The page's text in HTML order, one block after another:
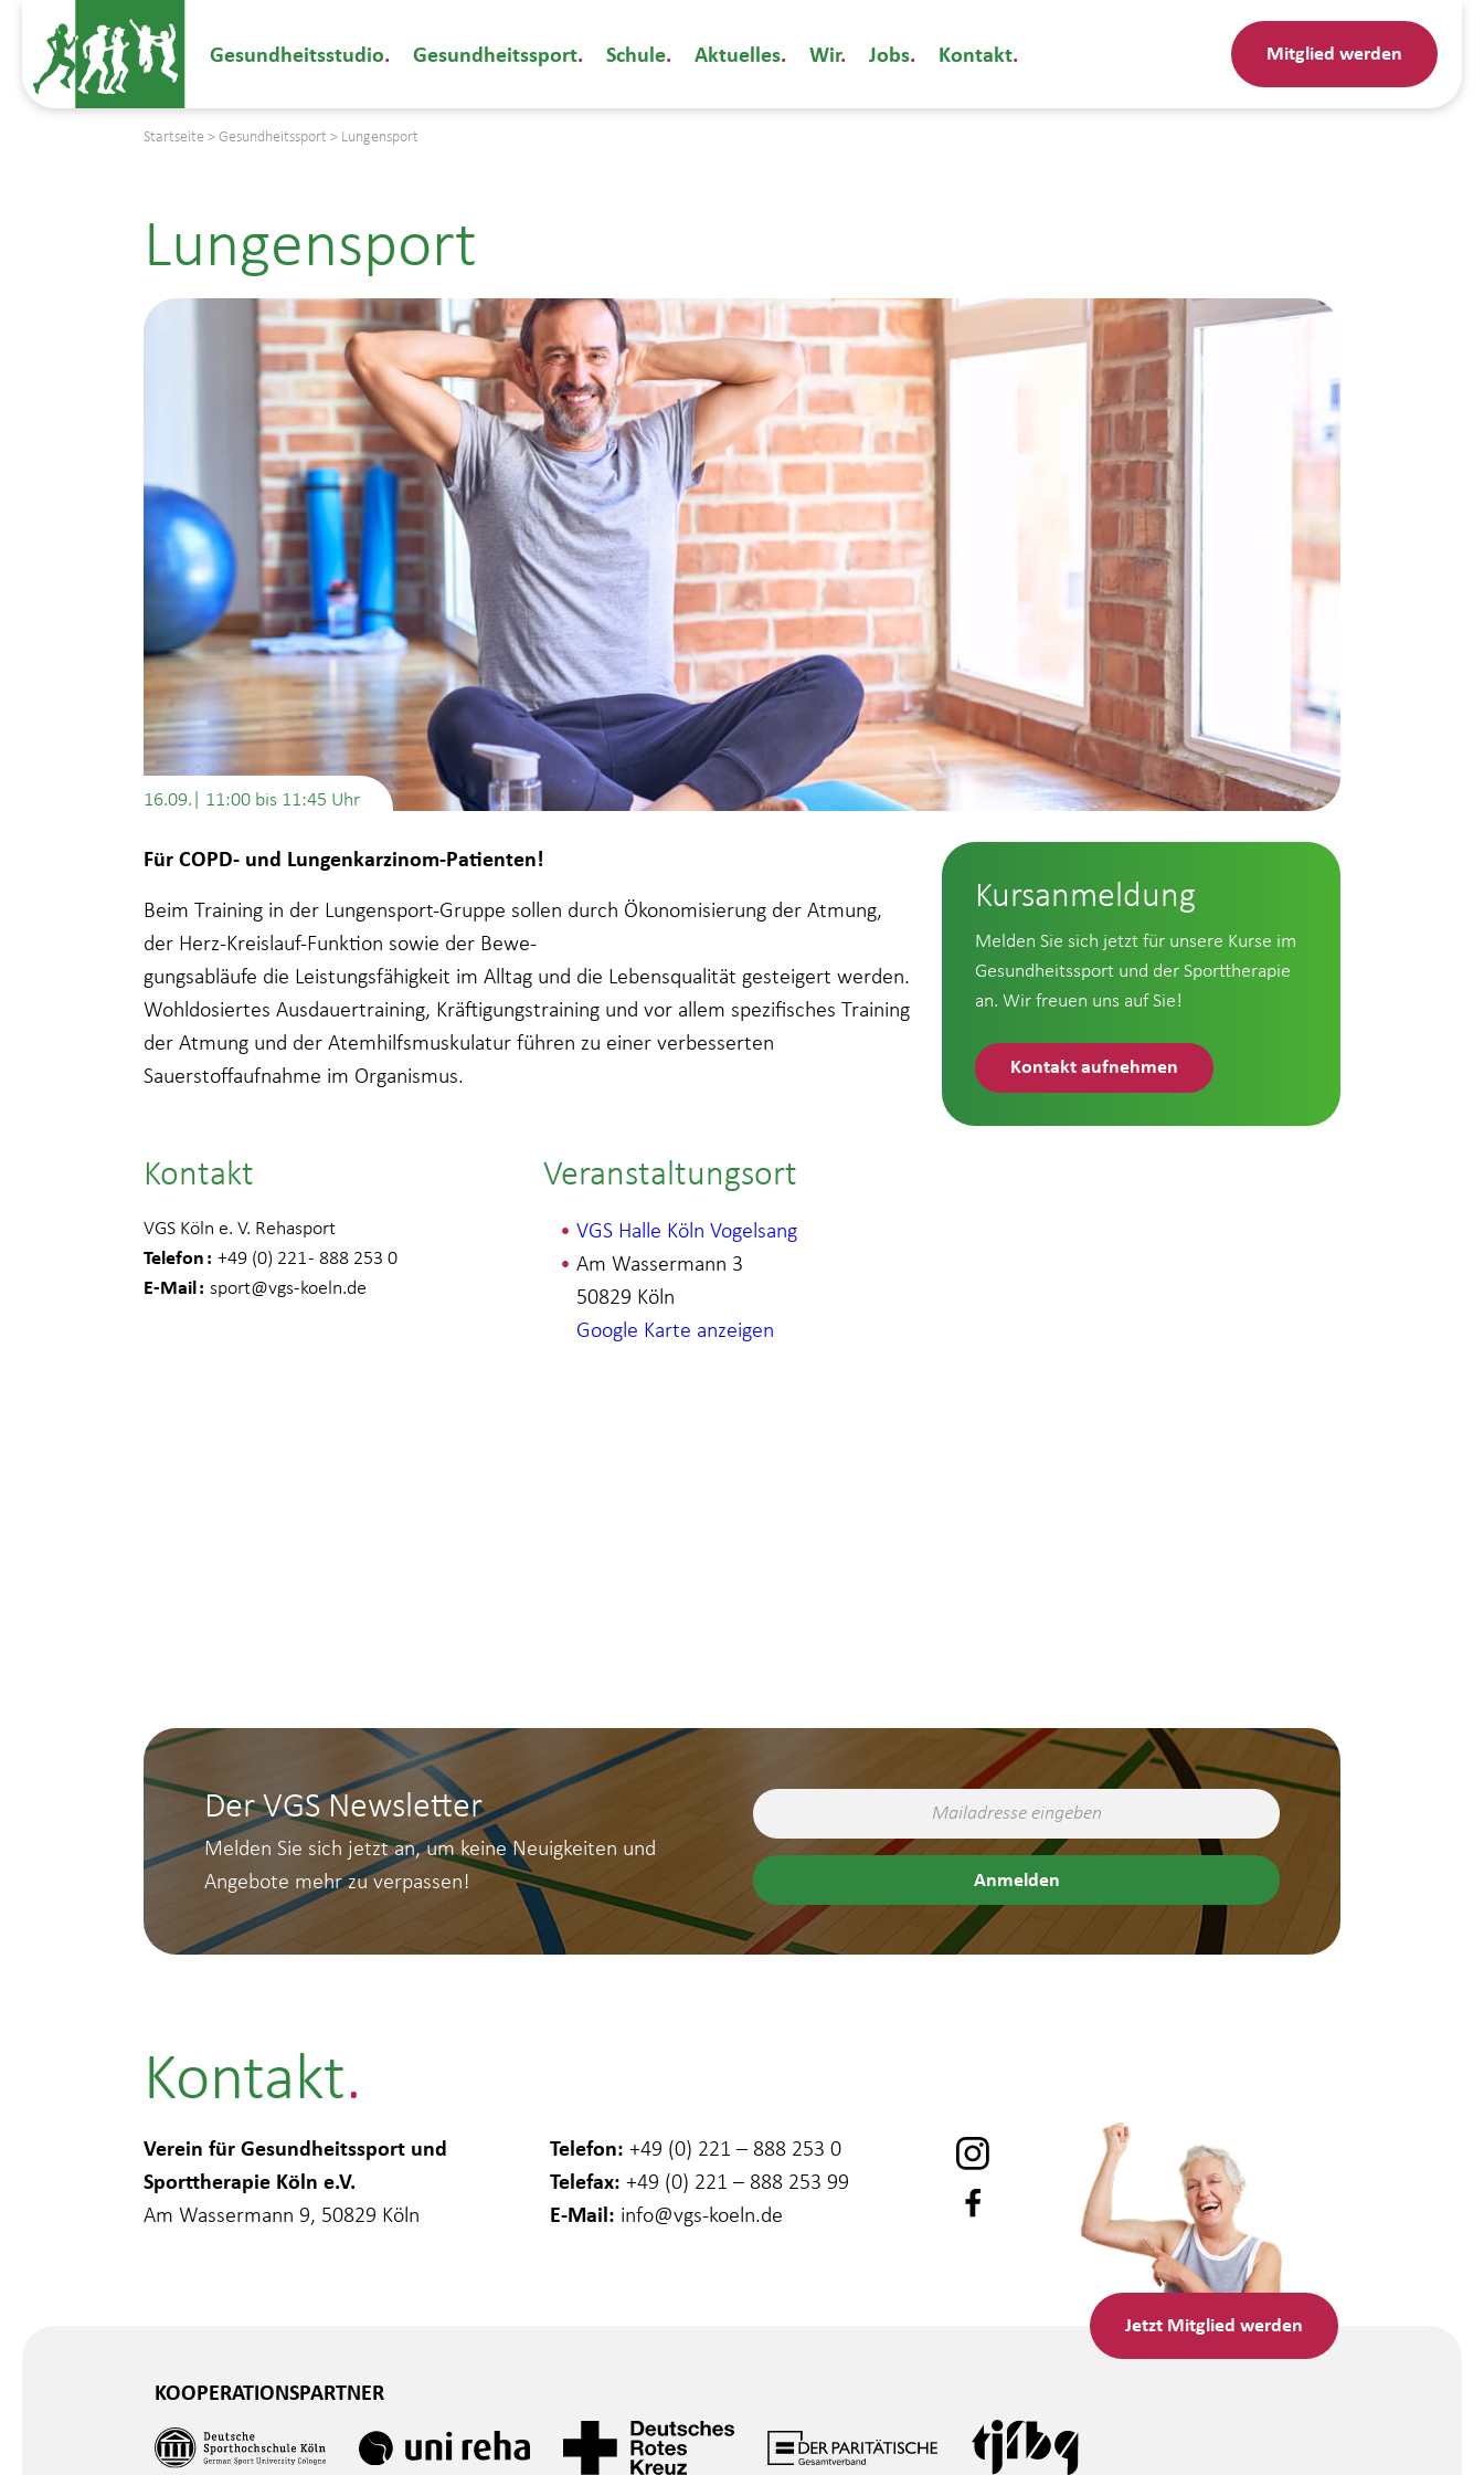
Gesundheitsstudio Gesundheitssport Schule Aktuelles Wir Jobs Kontakt Mitglied werden
Startseite > Gesundheitssport > Lungensport
Lungensport
16.09.| 11:00 bis 11:45
Für COPD- und Lungenkarzinom-Patienten!
Beim Training in der Lungensport-Gruppe sollen durch Ökonomisierung der Atmung,
der Herz-Kreislauf-Funktion sowie der Bewe-
gungsabläufe die Leistungsfähigkeit im Alltag und die Lebensqualität gesteigert werden.
Wohldosiertes Ausdauertraining, Kräftigungstraining und vor allem spezifisches Training
der Atmung und der Atemhilfsmuskulatur führen zu einer verbesserten
Sauerstoffaufnahme im Organismus.
Kursanmeldung
Melden Sie sich jetzt für unsere Kurse im
Gesundheitssport und der Sporttherapie
an. Wir freuen uns auf Sie!
Kontakt aufnehmen
Kontakt
VGS Köln e. V. Rehasport
Telefon +49 (0) 221 - 888 253 0
E-Mail sport@vgs-koeln.de
Veranstaltungsort
VGS Halle Köln Vogelsang
Am Wassermann 3
Köln
50829
Google Karte anzeigen
Der VGS Newsletter
Melden Sie sich jetzt an, um keine Neuigkeiten und
Angebote mehr zu verpassen!
Kontakt
Verein für Gesundheitssport und
Sporttherapie Köln e.V.
Am Wassermann 9, 50829 Köln
Telefon: +49 (0) 221 – 888 253 0
Telefax: +49 (0) 221 – 888 253 99
E-Mail: info@vgs-koeln.de
Jetzt Mitglied werden
KOOPERATIONSPARTNER